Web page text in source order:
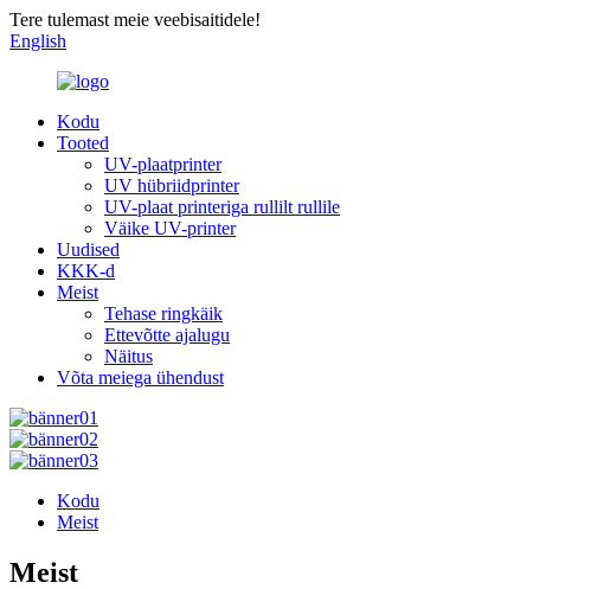
Tere tulemast meie veebisaitidele!
English
Kodu
Tooted
UV-plaatprinter
UV hübriidprinter
UV-plaat printeriga rullilt rullile
Väike UV-printer
Uudised
KKK-d
Meist
Tehase ringkäik
Ettevõtte ajalugu
Näitus
Võta meiega ühendust
Kodu
Meist
Meist